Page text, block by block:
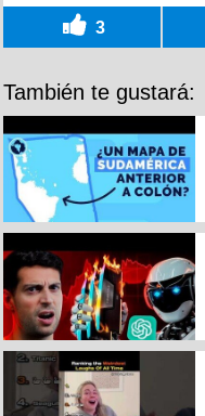
3
También te gustará: